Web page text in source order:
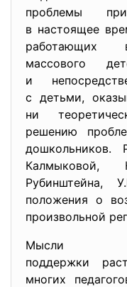
проблемы
в настоящее
работающих
массового
и
с детьми,
ни
решению
дошкольников.
Рубинштейна,
положения о
произвольной
Мысли о
поддержки
многих